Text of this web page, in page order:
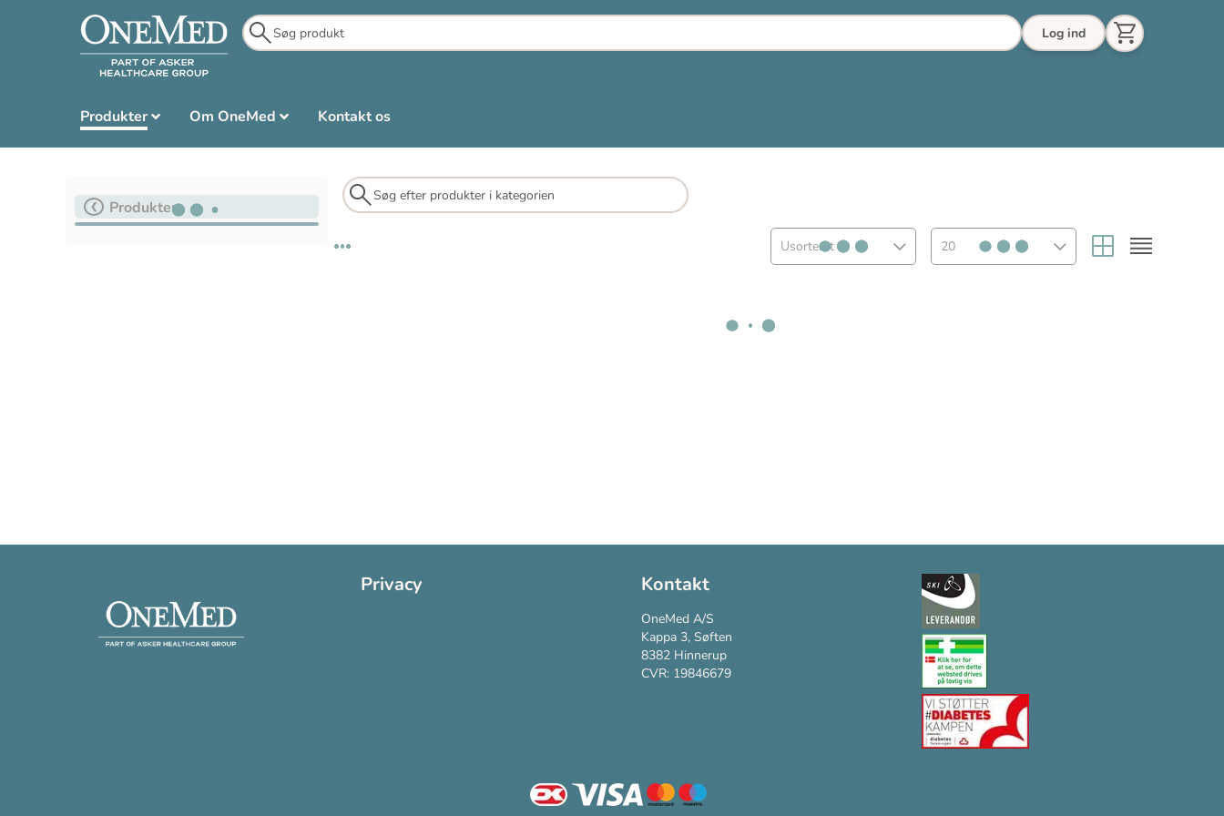
Log ind
Produkter Om OneMed Kontakt os
Produkter
Usorteret 20
Privacy Kontakt
OneMed A/S
Kappa 3, Søften
8382 Hinnerup
CVR: 19846679